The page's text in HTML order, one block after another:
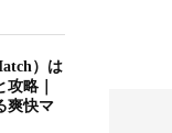
）は
略｜
爽快マ